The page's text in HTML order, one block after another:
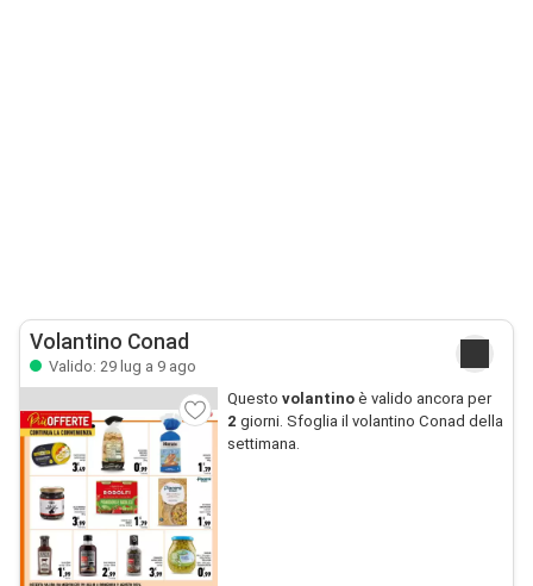
Volantino Conad
Valido: 29 lug a 9 ago
Questo volantinoè valido ancora per
2 giorni. Sfoglia il volantino Conad della
settimana.